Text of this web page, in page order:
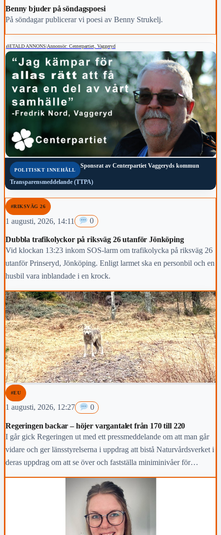
Benny bjuder på söndagspoesi
På söndagar publicerar vi poesi av Benny Strukelj.
BETALD ANNONS|Annonsör: Centerpartiet, Vaggeryd
POLITISKT INNEHÅLL
Sponsrat av Centerpartiet Vaggeryds kommun
Transparensmeddelande (TTPA)
#RIKSVÄG 26
1 augusti, 2026, 14:11 0
Dubbla trafikolyckor på riksväg 26 utanför Jönköping
Vid klockan 13:23 inkom SOS-larm om trafikolycka på riksväg 26
utanför Prinseryd, Jönköping. Enligt larmet ska en personbil och en
husbil vara inblandade i en krock.
#EU
1 augusti, 2026, 12:27 0
Regeringen backar – höjer vargantalet från 170 till 220
I går gick Regeringen ut med ett pressmeddelande om att man går
vidare och ger länsstyrelserna i uppdrag att bistå Naturvårdsverket i
deras uppdrag om att se över och fastställa miniminivåer för
förekomsten av varg i rovdjursförvaltningsområdena.